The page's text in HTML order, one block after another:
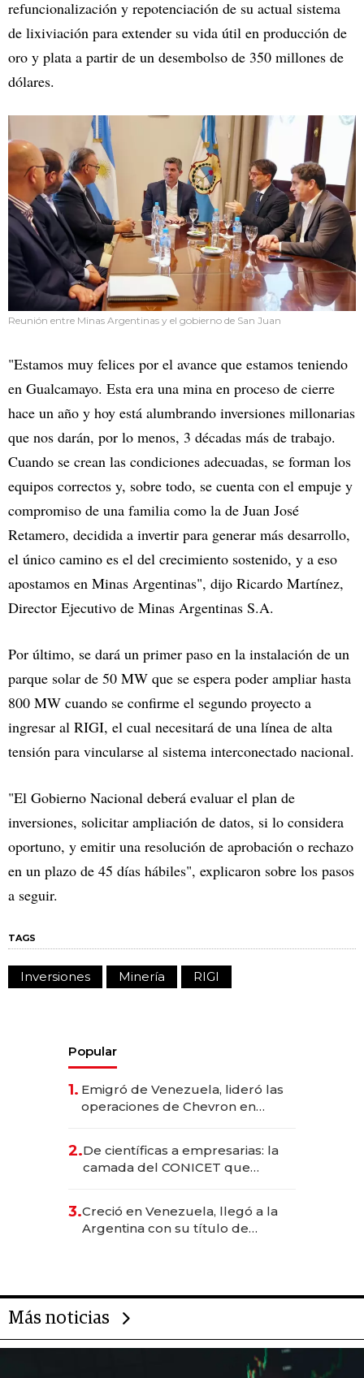
refuncionalización y repotenciación de su actual sistema
de lixiviación para extender su vida útil en producción de
oro y plata a partir de un desembolso de 350 millones de
dólares.
Reunión entre Minas Argentinas y el gobierno de San Juan
"Estamos muy felices por el avance que estamos teniendo
en Gualcamayo. Esta era una mina en proceso de cierre
hace un año y hoy está alumbrando inversiones millonarias
que nos darán, por lo menos, 3 décadas más de trabajo.
Cuando se crean las condiciones adecuadas, se forman los
equipos correctos y, sobre todo, se cuenta con el empuje y
compromiso de una familia como la de Juan José
Retamero, decidida a invertir para generar más desarrollo,
el único camino es el del crecimiento sostenido, y a eso
apostamos en Minas Argentinas", dijo Ricardo Martínez,
Director Ejecutivo de Minas Argentinas S.A.
Por último, se dará un primer paso en la instalación de un
parque solar de 50 MW que se espera poder ampliar hasta
800 MW cuando se confirme el segundo proyecto a
ingresar al RIGI, el cual necesitará de una línea de alta
tensión para vincularse al sistema interconectado nacional.
"El Gobierno Nacional deberá evaluar el plan de
inversiones, solicitar ampliación de datos, si lo considera
oportuno, y emitir una resolución de aprobación o rechazo
en un plazo de 45 días hábiles", explicaron sobre los pasos
a seguir.
TAGS
Inversiones Minería RIGI
Popular
1. Emigró de Venezuela, lideró las
operaciones de Chevron en
2.De científicas a empresarias: la
camada del CONICET que
3.Creció en Venezuela, llegó a la
Argentina con su título de
Más noticias